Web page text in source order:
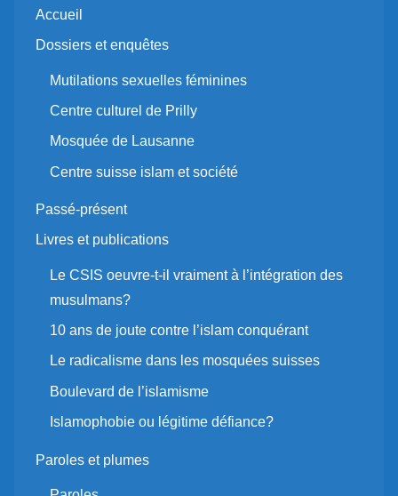
Accueil
Dossiers et enquêtes
Mutilations sexuelles féminines
Centre culturel de Prilly
Mosquée de Lausanne
Centre suisse islam et société
Passé-présent
Livres et publications
Le CSIS oeuvre-t-il vraiment à l’intégration des
musulmans?
10 ans de joute contre l’islam conquérant
Le radicalisme dans les mosquées suisses
Boulevard de l’islamisme
Islamophobie ou légitime défiance?
Paroles et plumes